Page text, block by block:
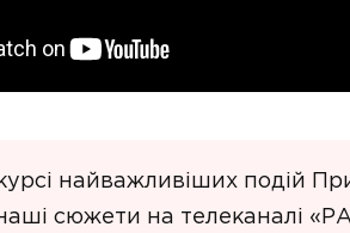
найважливіших подій
сюжети на телеканалі